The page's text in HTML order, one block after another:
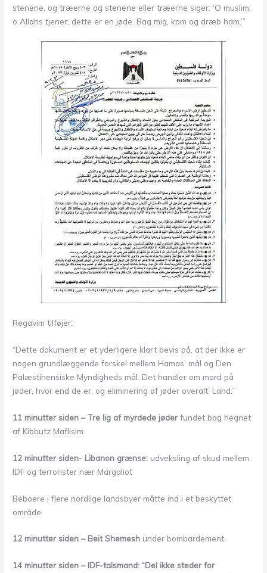
stenene, og træerne og stenene eller træerne siger: ‘O muslim,
o Allahs tjener, dette er en jøde. Bag mig, kom og dræb ham.’”
Regavim tilføjer:
“Dette dokument er et yderligere klart bevis på, at der ikke er
nogen grundlæggende forskel mellem Hamas’ mål og Den
Palæstinensiske Myndigheds mål. Det handler om mord på
jøder, hvor end de er, og eliminering af jøder overalt. Land.”
11 minutter siden – Tre lig af myrdede jøderfundet bag hegnet
af Kibbutz Maflisim
12 minutter siden- Libanon grænse: udveksling af skud mellem
IDF og terrorister nær Margaliot
Beboere i flere nordlige landsbyer måtte ind i et beskyttet
område
12 minutter siden – Beit Shemesh under bombardement.
14 minutter siden – IDF-talsmand: “Del ikke steder for